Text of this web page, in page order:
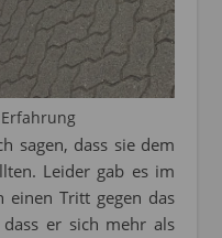
sagen, dass sie dem
Leider gab es im
einen Tritt gegen das
er sich mehr als